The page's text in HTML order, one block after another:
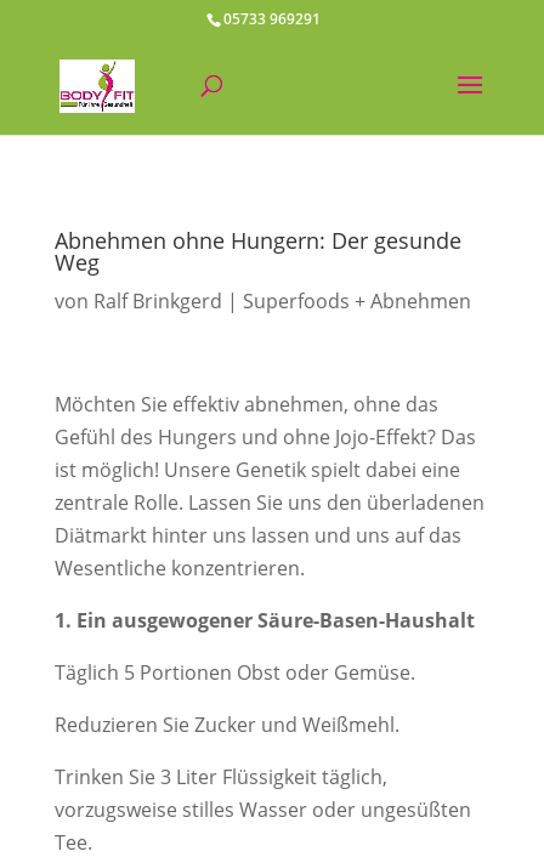
05733 969291
Abnehmen ohne Hungern: Der gesunde
Weg
von Ralf Brinkgerd Superfoods + Abnehmen
Möchten Sie effektiv abnehmen, ohne das
Gefühl des Hungers und ohne Jojo-Effekt? Das
ist möglich! Unsere Genetik spielt dabei eine
zentrale Rolle. Lassen Sie uns den überladenen
Diätmarkt hinter uns lassen und uns auf das
Wesentliche konzentrieren.
1. Ein ausgewogener Säure-Basen-Haushalt
Täglich 5 Portionen Obst oder Gemüse.
Reduzieren Sie Zucker und Weißmehl.
Trinken Sie 3 Liter Flüssigkeit täglich,
vorzugsweise stilles Wasser oder ungesüßten
Tee.